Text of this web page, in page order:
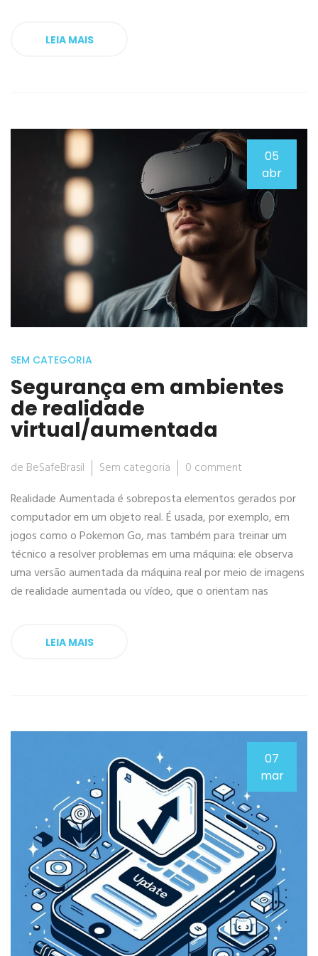
LEIA MAIS
05
abr
SEM CATEGORIA
Segurança em ambientes
de realidade
virtual/aumentada
de BeSafeBrasil Sem categoria
0 comment
Realidade Aumentada é sobreposta elementos gerados por
computador em um objeto real. É usada, por exemplo, em
jogos como o Pokemon Go, mas também para treinar um
técnico a resolver problemas em uma máquina: ele observa
uma versão aumentada da máquina real por meio de imagens
de realidade aumentada ou vídeo, que o orientam nas
LEIA MAIS
07
mar